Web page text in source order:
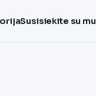
Susisiekite su